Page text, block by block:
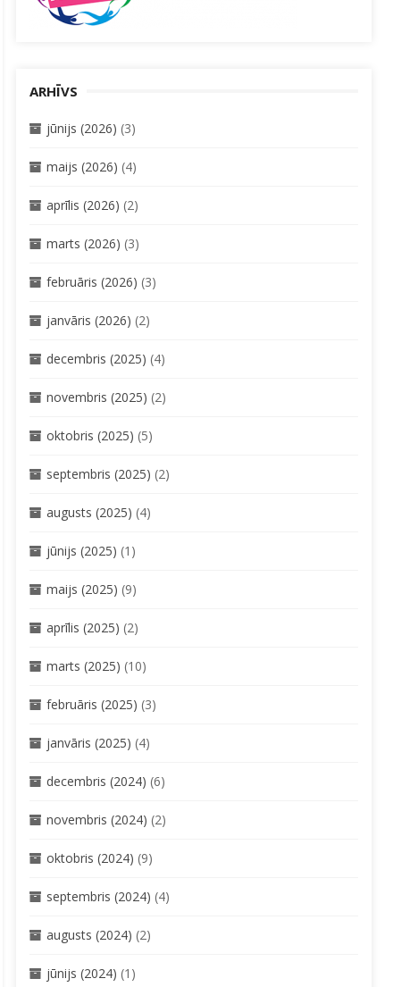
ARHĪVS
jūnijs (2026) (3)
maijs (2026) (4)
aprīlis (2026) (2)
marts (2026) (3)
februāris (2026) (3)
janvāris (2026) (2)
decembris (2025) (4)
novembris (2025) (2)
oktobris (2025) (5)
septembris (2025) (2)
augusts (2025) (4)
jūnijs (2025) (1)
maijs (2025) (9)
aprīlis (2025) (2)
marts (2025) (10)
februāris (2025) (3)
janvāris (2025) (4)
decembris (2024) (6)
novembris (2024) (2)
oktobris (2024) (9)
septembris (2024) (4)
augusts (2024) (2)
jūnijs (2024) (1)